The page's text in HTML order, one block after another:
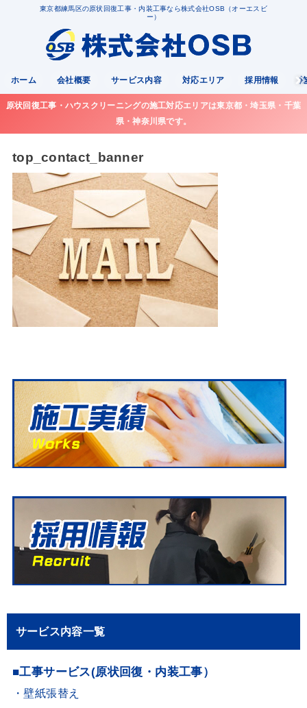
東京都練馬区の原状回復工事・内装工事なら株式会社OSB（オーエスビ
ー）
ホーム 会社概要 サービス内容 対応エリア 採用情報
原状回復工事・ハウスクリーニングの施工対応エリアは東京都・埼玉県・千葉
県・神奈川県です。
top_contact_banner
サービス内容一覧
■工事サービス(原状回復・内装工事）
・壁紙張替え